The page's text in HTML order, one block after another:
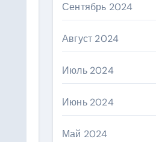
Сентябрь 2024
Август 2024
Июль 2024
Июнь 2024
Май 2024